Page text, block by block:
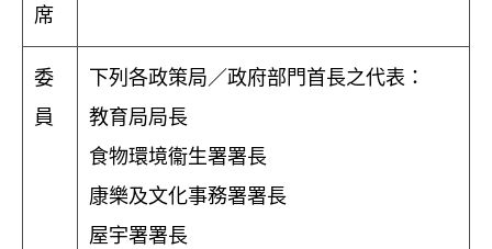
席
委
員
下列各政策局／政府部門首長之代表：
教育局局長
食物環境衞生署署長
康樂及文化事務署署長
屋宇署署長